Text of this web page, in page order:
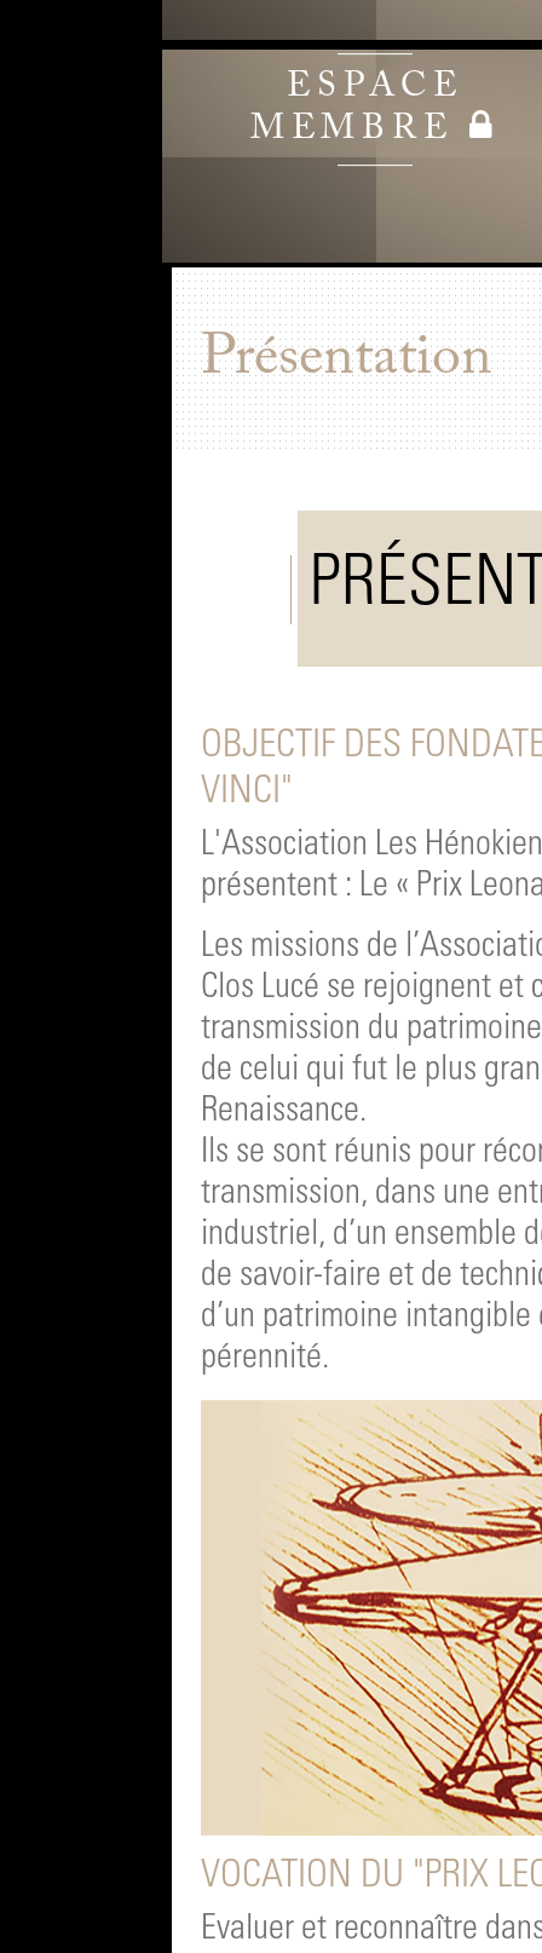
ESPACE
MEMBRE
Présentation
OBJECTIF DES
VINCI"
L'Association Les
présentent : Le « Prix
Les missions de
Clos Lucé se rejoignent
transmission du
de celui qui fut le plus
Renaissance.
Ils se sont réunis pour
transmission, dans une
industriel, d’un ensemble
de savoir-faire et de
d’un patrimoine
pérennité.
VOCATION DU "PRIX
Evaluer et reconnaître